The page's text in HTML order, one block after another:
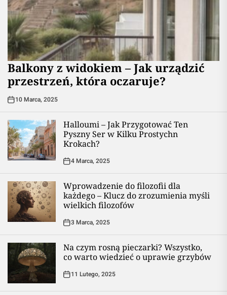
Balkony z widokiem – Jak urządzić
przestrzeń, która oczaruje?
10 Marca, 2025
Halloumi – Jak Przygotować Ten
Pyszny Ser w Kilku Prostychn
Krokach?
4 Marca, 2025
Wprowadzenie do filozofii dla
każdego – Klucz do zrozumienia myśli
wielkich filozofów
3 Marca, 2025
Na czym rosną pieczarki? Wszystko,
co warto wiedzieć o uprawie grzybów
11 Lutego, 2025